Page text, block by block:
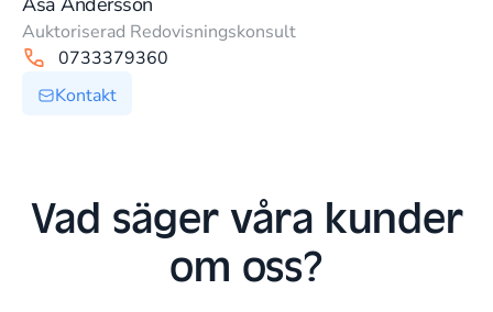
Auktoriserad Redovisningskonsult
0733379360
Kontakt
Vad säger våra kunder
om oss?